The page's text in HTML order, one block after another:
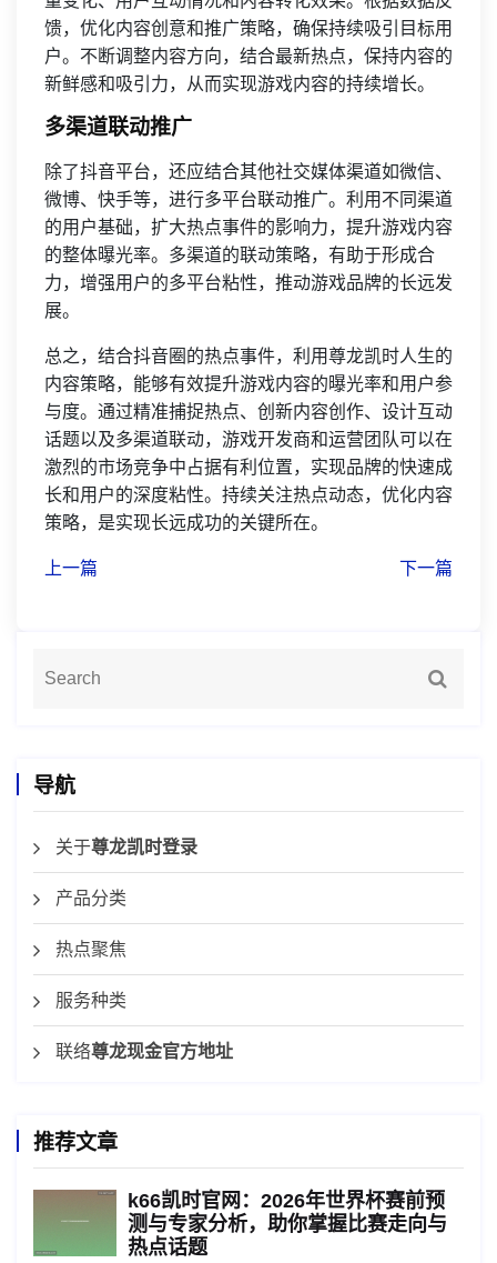
馈，优化内容创意和推广策略，确保持续吸引目标用
户。不断调整内容方向，结合最新热点，保持内容的
新鲜感和吸引力，从而实现游戏内容的持续增长。
多渠道联动推广
除了抖音平台，还应结合其他社交媒体渠道如微信、
微博、快手等，进行多平台联动推广。利用不同渠道
的用户基础，扩大热点事件的影响力，提升游戏内容
的整体曝光率。多渠道的联动策略，有助于形成合
力，增强用户的多平台粘性，推动游戏品牌的长远发
展。
总之，结合抖音圈的热点事件，利用尊龙凯时人生的
内容策略，能够有效提升游戏内容的曝光率和用户参
与度。通过精准捕捉热点、创新内容创作、设计互动
话题以及多渠道联动，游戏开发商和运营团队可以在
激烈的市场竞争中占据有利位置，实现品牌的快速成
长和用户的深度粘性。持续关注热点动态，优化内容
策略，是实现长远成功的关键所在。
上一篇 下一篇
导航
关于尊龙凯时登录
产品分类
热点聚焦
服务种类
联络尊龙现金官方地址
推荐文章
k66凯时官网：2026年世界杯赛前预
测与专家分析，助你掌握比赛走向与
热点话题